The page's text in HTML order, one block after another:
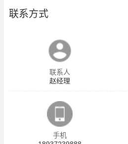
联系方式
联系人
赵经理
手机